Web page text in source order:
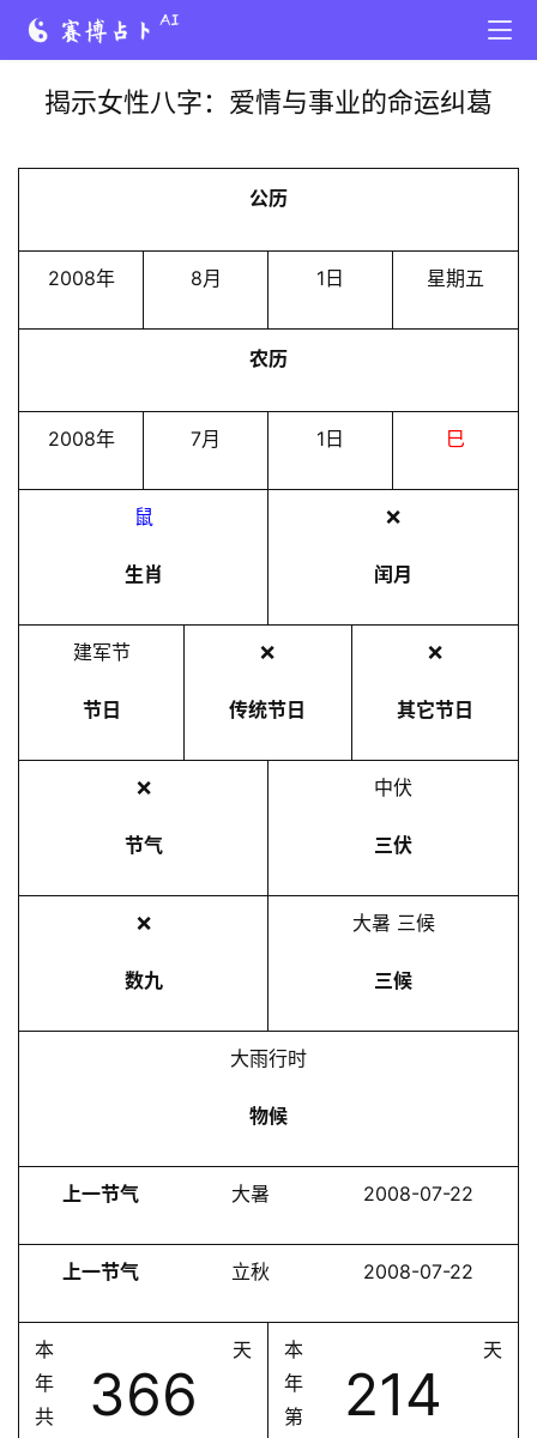
揭示女性八字：爱情与事业的命运纠葛
公历
2008年 8月 1日 星期五
农历
2008年 7月 1日 巳
鼠
生肖
❌
闰月
建军节
节日
❌
传统节日
❌
其它节日
❌
节气
中伏
三伏
❌
数九
大暑 三候
三候
大雨行时
物候
上一节气 大暑 2008-07-22
上一节气 立秋 2008-07-22
本
年
共
366
天
本
年
第
214
天